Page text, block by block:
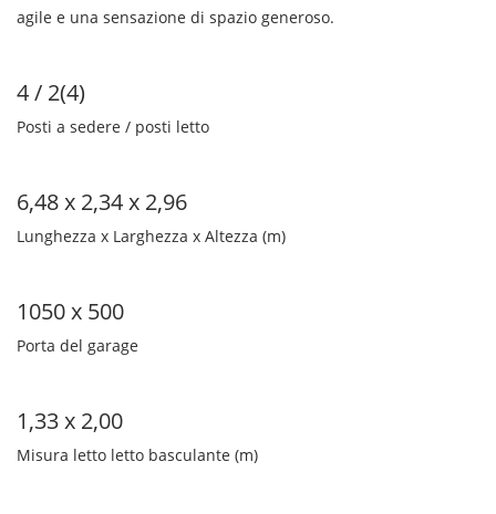
agile e una sensazione di spazio generoso.
4 / 2(4)
Posti a sedere / posti letto
6,48 x 2,34 x 2,96
Lunghezza x Larghezza x Altezza (m)
1050 x 500
Porta del garage
1,33 x 2,00
Misura letto letto basculante (m)